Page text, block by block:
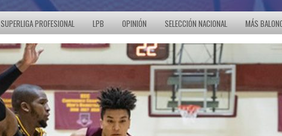
SUPERLIGA PROFESIONAL LPB OPINIÓN SELECCIÓN NACIONAL MÁS